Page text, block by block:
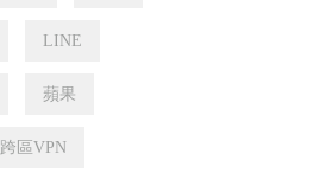
LINE
蘋果
跨區VPN